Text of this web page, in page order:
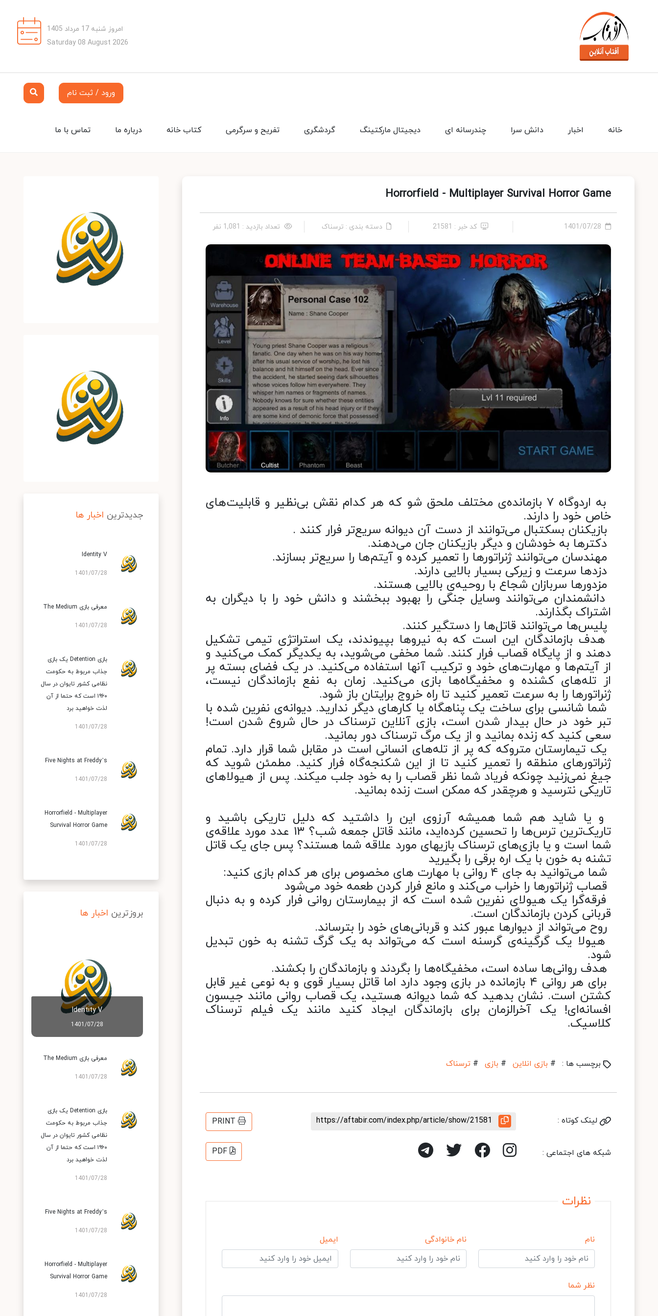
امروز شنبه 17 مرداد 1405
Saturday 08 August 2026
ورود / ثبت نام
تماس با ما درباره ما کتاب خانه تفریح و سرگرمی گردشگری دیجیتال مارکتینگ چندرسانه ای دانش سرا اخبار خانه
Horrorfield - Multiplayer Survival Horror Game
1401/07/28 کد خبر : 21581 دسته بندی : ترسناک تعداد بازدید : 1,081 نفر
‏ به اردوگاه ۷ بازمانده‌ی مختلف ملحق شو که هر کدام نقش بی‌نظیر و قابلیت‌های
خاص خود را دارند.
‏ بازیکنان بسکتبال می‌توانند از دست آن دیوانه سریع‌تر فرار کنند .
‏ دکترها به خودشان و دیگر بازیکنان جان می‌دهند.
‏ مهندسان می‌توانند ژنراتورها را تعمیر کرده و آیتم‌ها را سریع‌تر بسازند.
‏ دزدها سرعت و زیرکی بسیار بالایی دارند.
‏ مزدورها سربازان شجاع با روحیه‌ی بالایی هستند.
‏ دانشمندان می‌توانند وسایل جنگی را بهبود ببخشند و دانش خود را با دیگران به
اشتراک بگذارند.
‏ پلیس‌ها می‌توانند قاتل‌ها را دستگیر کنند.
‏ هدف بازماندگان این است که به نیروها بپیوندند، یک استراتژی تیمی تشکیل
دهند و از پایگاه قصاب فرار کنند. شما مخفی می‌شوید، به یکدیگر کمک می‌کنید و
از آیتم‌ها و مهارت‌های خود و ترکیب آنها استفاده می‌کنید. در یک فضای بسته پر
از تله‌های کشنده و مخفیگاه‌ها بازی می‌کنید. زمان به نفع بازماندگان نیست،
ژنراتور‌ها را به سرعت تعمیر کنید تا راه خروج برایتان باز شود.
‏ شما شانسی برای ساخت یک پناهگاه یا کارهای دیگر ندارید. دیوانه‌ی نفرین شده با
تبر‌ خود در حال بیدار شدن است، بازی آنلاین ترسناک در حال شروع شدن است!
سعی کنید که زنده بمانید و از یک مرگ ترسناک دور بمانید.
‏ یک تیمارستان متروکه که پر از تله‌های انسانی است در مقابل شما قرار دارد. تمام
ژنراتورهای منطقه را تعمیر کنید تا از این شکنجه‌گاه فرار کنید. مطمئن شوید که
جیغ نمی‌زنید چونکه فریاد شما نظر قصاب را به خود جلب میکند. پس از هیولاهای
تاریکی نترسید و هرچقدر که ممکن است زنده بمانید.
‏ و یا شاید هم شما همیشه آرزوی این را داشتید که دلیل تاریکی باشید و
تاریک‌ترین ترس‌ها را تحسین کرده‌اید، مانند قاتل جمعه شب؟ ۱۳ عدد مورد علاقه‌ی
شما است و یا بازی‌های ترسناک بازیهای مورد علاقه شما هستند؟ پس جای یک قاتل
تشنه به خون با یک اره برقی را بگیرید
‏ شما می‌توانید به جای ۴ روانی با مهارت های مخصوص برای هر کدام بازی کنید:
‏ قصاب ژنراتورها را خراب می‌کند و مانع فرار کردن طعمه خود می‌شود
‏ فرقه‌گرا یک هیولای نفرین شده است که از بیمارستان روانی فرار کرده و به دنبال
قربانی کردن بازماندگان است.
‏ روح می‌تواند از دیوارها عبور کند و قربانی‌های خود را بترساند.
‏ هیولا یک گرگینه‌ی گرسنه است که می‌تواند به یک گرگ تشنه به خون تبدیل
شود.
‏ هدف روانی‌ها ساده است،‌‌ مخفیگاه‌ها را بگردند و بازماندگان را بکشند.
‏ برای هر روانی ۴ بازمانده در بازی وجود دارد اما قاتل بسیار قوی و به نوعی غیر قابل
کشتن است. نشان بدهید که شما دیوانه هستید، یک قصاب روانی مانند جیسون
افسانه‌ای! یک آخرالزمان برای بازماندگان ایجاد کنید مانند یک فیلم ترسناک
کلاسیک.
برچسب ها : # بازی انلاین # بازی # ترسناک
لینک کوتاه : https://aftabir.com/index.php/article/show/21581
PRINT
شبکه های اجتماعی : PDF
نظرات
نام نام خانوادگی ایمیل
نظر شما
جدیدترین اخبار ها
Identity V
1401/07/28
معرفی بازی The Medium
1401/07/28
بازی Detention یک بازی
جذاب مربوط ‌به حکومت
نظامی کشور تایوان در سال
۱۹۶۰ است که حتما از آن
لذت خواهید برد
1401/07/28
Five Nights at Freddy’s
1401/07/28
Horrorfield - Multiplayer
Survival Horror Game
1401/07/28
بروزترین اخبار ها
Identity V
1401/07/28
معرفی بازی The Medium
1401/07/28
بازی Detention یک بازی
جذاب مربوط ‌به حکومت
نظامی کشور تایوان در سال
۱۹۶۰ است که حتما از آن
لذت خواهید برد
1401/07/28
Five Nights at Freddy’s
1401/07/28
Horrorfield - Multiplayer
Survival Horror Game
1401/07/28